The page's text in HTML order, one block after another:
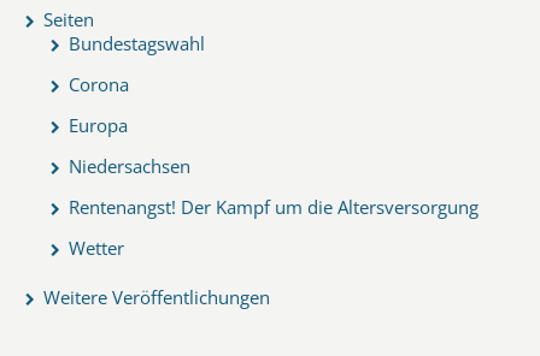
Seiten
Bundestagswahl
Corona
Europa
Niedersachsen
Rentenangst! Der Kampf um die Altersversorgung
Wetter
Weitere Veröffentlichungen